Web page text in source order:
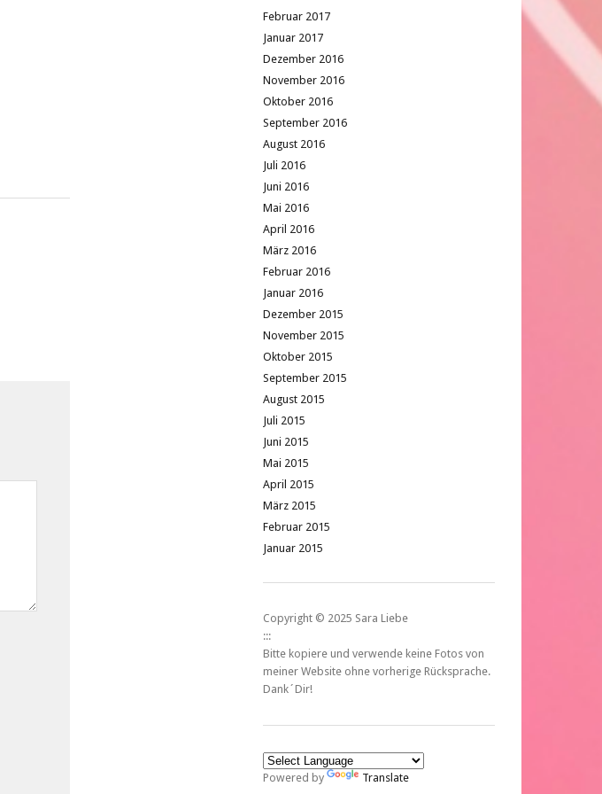
Februar 2017
Januar 2017
Dezember 2016
November 2016
Oktober 2016
September 2016
August 2016
Juli 2016
Juni 2016
Mai 2016
April 2016
März 2016
Februar 2016
Januar 2016
Dezember 2015
November 2015
Oktober 2015
September 2015
August 2015
Juli 2015
Juni 2015
Mai 2015
April 2015
März 2015
Februar 2015
Januar 2015
Copyright © 2025 Sara Liebe
:::
Bitte kopiere und verwende keine Fotos von
meiner Website ohne vorherige Rücksprache.
Dank´Dir!
Powered by Translate